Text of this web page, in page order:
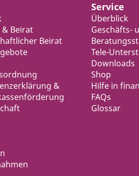
Beirat
Beirat
&
Service
Überblick
Geschäfts-
Tele-
Downloads
Shop
Hilfe in
FAQs
Glossar